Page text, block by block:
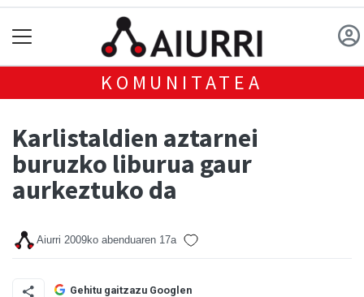
KOMUNITATEA
Karlistaldien aztarnei
buruzko liburua gaur
aurkeztuko da
Aiurri 2009ko abenduaren 17a
Gehitu gaitzazu Googlen